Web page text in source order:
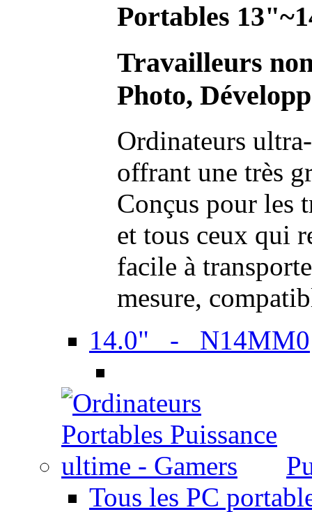
Portables
Travailleurs
Photo,
Ordinateurs
offrant une très
Conçus pour les
et tous ceux qui
facile à
mesure,
14.0" - N14MM0
Tous les PC